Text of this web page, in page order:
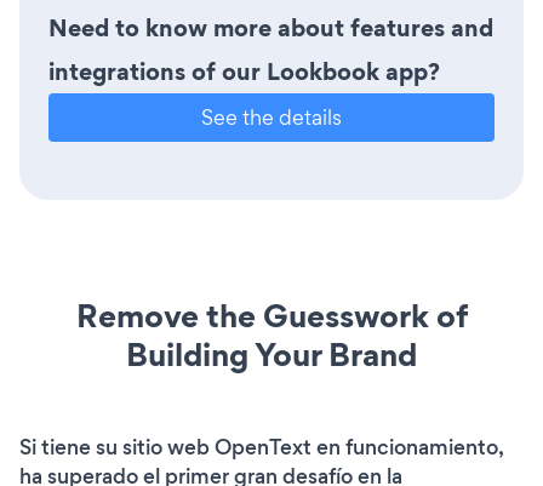
Need to know more about features and
integrations of our Lookbook app?
See the details
Remove the Guesswork of
Building Your Brand
Si tiene su sitio web OpenText en funcionamiento,
ha superado el primer gran desafío en la